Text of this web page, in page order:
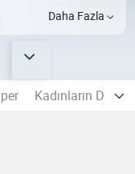
Daha Fazla
Kadınların